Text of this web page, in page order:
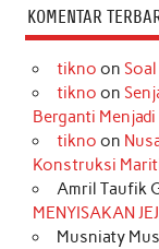
KOMENTAR
tikno on
tikno on
Berganti
tikno on
Konstruksi
Amril Taufik
MENYISAKAN
Musniaty